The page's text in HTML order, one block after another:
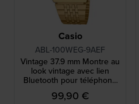
Casio
ABL-100WEG-9AEF
Vintage 37.9 mm Montre au
look vintage avec lien
Bluetooth pour téléphone
intelligent
99,90 €